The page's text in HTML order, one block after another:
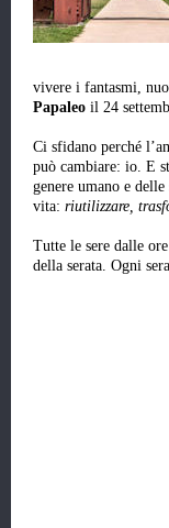
vivere i fantasmi,
Papaleo il 24
Ci sfidano perché
può cambiare: io. E
genere umano e
vita: riutilizzare,
Tutte le sere dalle
della serata. Ogni